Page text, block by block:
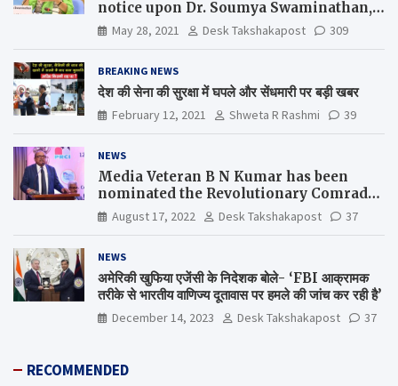
notice upon Dr. Soumya Swaminathan,
the Chief Scientist, WHO
May 28, 2021 Desk Takshakapost 309
BREAKING NEWS
देश की सेना की सुरक्षा में घपले और सेंधमारी पर बड़ी खबर
February 12, 2021 Shweta R Rashmi 39
NEWS
Media Veteran B N Kumar has been
nominated the Revolutionary Comrade
Shiv Varma Media Award 2022-23
August 17, 2022 Desk Takshakapost 37
NEWS
अमेरिकी खुफिया एजेंसी के निदेशक बोले- ‘FBI आक्रामक
तरीके से भारतीय वाणिज्य दूतावास पर हमले की जांच कर रही है’
December 14, 2023 Desk Takshakapost 37
RECOMMENDED